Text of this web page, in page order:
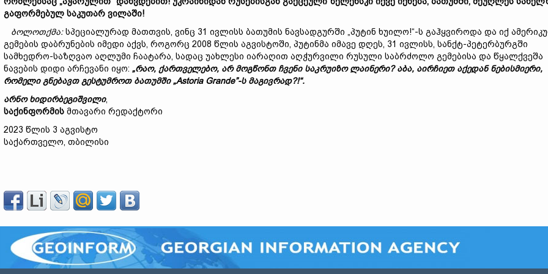
გაფორმებულ საკუთარ ვილაში!
ბოლოთქმა:სპეციალურად მათთვის, ვინც 31 ივლისს ბათუმის ნავსადგურში „პუტინ ხუილო!“-ს გაჰყვიროდა და იქ
გემების დაბრუნების იმედი აქვს, როგორც 2008 წლის აგვისტოში, პუტინმა იმავე დღეს, 31 ივლისს, სანქტ-პეტერბურგში
სამხედრო-საზღვაო აღლუმი ჩაატარა, სადაც უახლესი იარაღით აღჭურვილი რუსული საბრძოლო გემებისა და წყალქვეშა
ნავების დიდი არჩევანი იყო: „რაო, ქართველებო, არმოგწონთ ჩვენი საკრუიზოლაინერი?აბა, აირჩიეთ აქედანნებისმიერი,
რომელიგნებავთგესტუმროთ ბათუმში „Astoria Grande”-ს მაგივრად?!“.
არნოხიდირბეგიშვილი,
საქინფორმის მთავარი რედაქტორი
2023 წლის 3 აგვისტო
საქართველო, თბილისი